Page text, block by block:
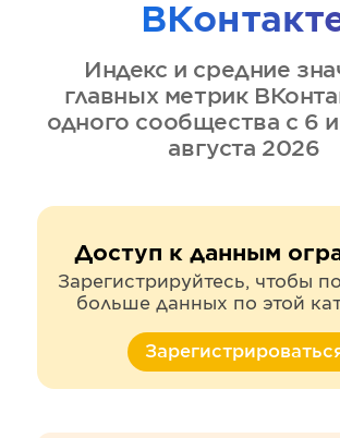
Индекс и средние
главных метрик
одного сообщества с 6
августа 2026
Доступ к данным
Зарегистрируйтесь, чтобы
больше данных по этой